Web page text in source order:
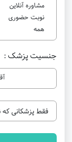
مشاوره آنلاین
نوبت حضوری
همه
جنسیت پزشک :
فقط پزشکانی که